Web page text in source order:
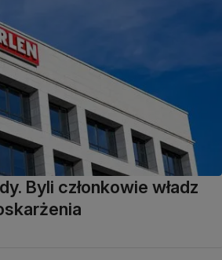
Byli członkowie władz